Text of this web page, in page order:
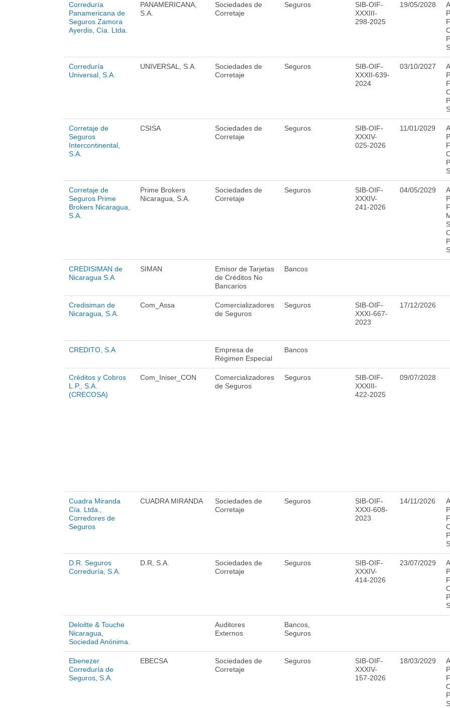
Correduría
Panamericana de
Seguros Zamora
Ayerdis, Cía. Ltda.
PANAMERICANA,
S.A.
Sociedades de
Corretaje
Seguros
SIB-OIF-
XXXIII-
298-2025
19/05/2028
Correduría
Universal, S.A.
UNIVERSAL, S.A.
Sociedades de
Corretaje
Seguros
SIB-OIF-
XXXII-639-
2024
03/10/2027
Corretaje de
Seguros
Intercontinental,
S.A.
CSISA
Sociedades de
Corretaje
Seguros
SIB-OIF-
XXXIV-
025-2026
11/01/2029
Corretaje de
Seguros Prime
Brokers Nicaragua,
S.A.
Prime Brokers
Nicaragua, S.A.
Sociedades de
Corretaje
Seguros
SIB-OIF-
XXXIV-
241-2026
04/05/2029
CREDISIMAN de
Nicaragua S.A
SIMAN
Emisor de Tarjetas
de Créditos No
Bancarios
Bancos
Credisiman de
Nicaragua, S.A.
Com_Assa
Comercializadores
de Seguros
Seguros
SIB-OIF-
XXXI-667-
2023
17/12/2026
CREDITO, S.A
Empresa de
Régimen Especial
Bancos
Créditos y Cobros
L.P., S.A.
(CRECOSA)
Com_Iniser_CON
Comercializadores
de Seguros
Seguros
SIB-OIF-
XXXIII-
422-2025
09/07/2028
Cuadra Miranda
Cía. Ltda.,
Corredores de
Seguros
CUADRA MIRANDA
Sociedades de
Corretaje
Seguros
SIB-OIF-
XXXI-608-
2023
14/11/2026
D.R. Seguros
Correduría, S.A.
D.R, S.A.
Sociedades de
Corretaje
Seguros
SIB-OIF-
XXXIV-
414-2026
23/07/2029
Deloitte & Touche
Nicaragua,
Sociedad Anónima.
Auditores
Externos
Bancos,
Seguros
Ebenezer
Correduría de
Seguros, S.A.
EBECSA
Sociedades de
Corretaje
Seguros
SIB-OIF-
XXXIV-
157-2026
18/03/2029